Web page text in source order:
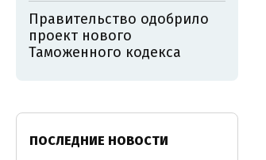
Правительство одобрило
проект нового
Таможенного кодекса
ПОСЛЕДНИЕ НОВОСТИ